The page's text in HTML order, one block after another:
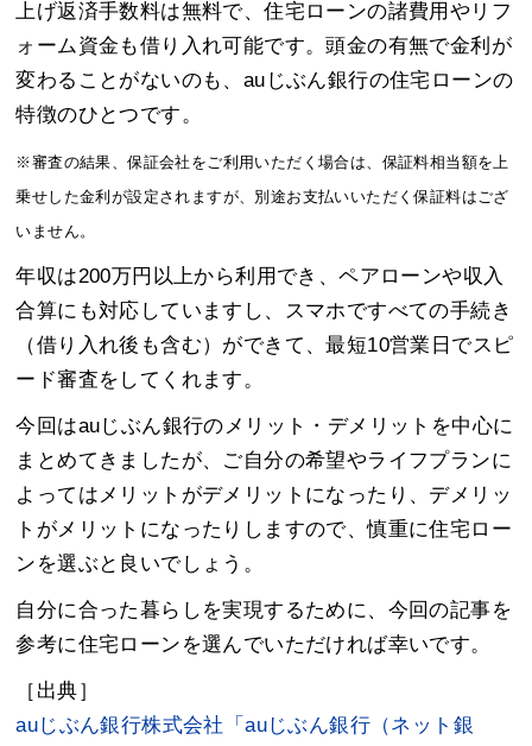
上げ返済手数料は無料で、住宅ローンの諸費用やリフ
ォーム資金も借り入れ可能です。頭金の有無で金利が
変わることがないのも、auじぶん銀行の住宅ローンの
特徴のひとつです。
※審査の結果、保証会社をご利用いただく場合は、保証料相当額を上
乗せした金利が設定されますが、別途お支払いいただく保証料はござ
いません。
年収は200万円以上から利用でき、ペアローンや収入
合算にも対応していますし、スマホですべての手続き
（借り入れ後も含む）ができて、最短10営業日でスピ
ード審査をしてくれます。
今回はauじぶん銀行のメリット・デメリットを中心に
まとめてきましたが、ご自分の希望やライフプランに
よってはメリットがデメリットになったり、デメリッ
トがメリットになったりしますので、慎重に住宅ロー
ンを選ぶと良いでしょう。
自分に合った暮らしを実現するために、今回の記事を
参考に住宅ローンを選んでいただければ幸いです。
［出典］
auじぶん銀行株式会社「auじぶん銀行（ネット銀